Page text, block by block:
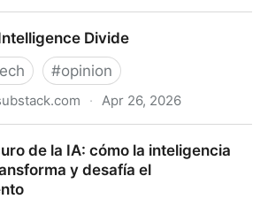
Divide
#opinion
· Apr 26, 2026
de la IA: cómo la inteligencia
y desafía el